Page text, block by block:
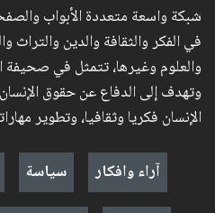
شبكة واسعة متعددة الأبواب
في الفكر والثقافة والدين والتراث
والعلوم وغيرها، تتمثل في صحيفة
وتهدف إلى الدفاع عن حقوق
الإنسان فكريا وثقافيا، وتطوير
آراء وافكار
سياسة